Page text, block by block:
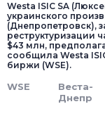
Westa ISIC SA
украинского
(Днепропетровск),
реструктуризации
$43 млн,
сообщила Westa
биржи (WSE).
WSE
Веста-
Днепр